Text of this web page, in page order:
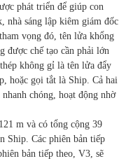
phát triển để giúp con
nhà sáng lập kiêm giám đốc
vọng đó, tên lửa khổng
được chế tạo cần phải lớn
không gỉ là tên lửa đẩy
hoặc gọi tắt là Ship. Cả hai
chóng, hoạt động nhờ
m và có tổng cộng 39
Ship. Các phiên bản tiếp
bản tiếp theo, V3, sẽ